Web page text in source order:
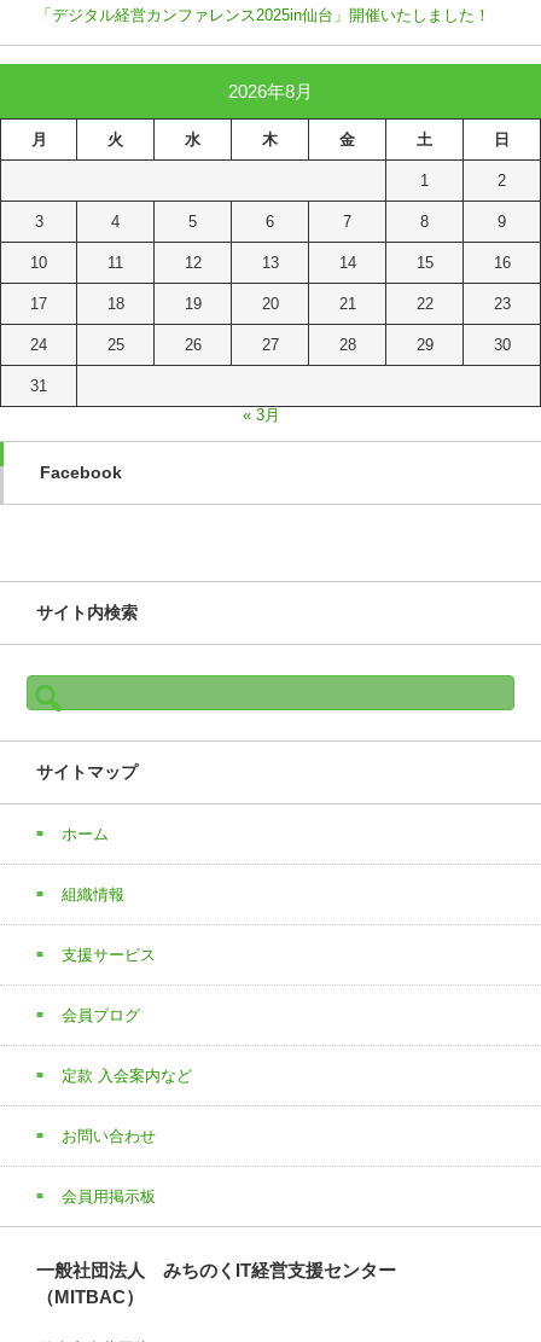
「デジタル経営カンファレンス2025in仙台」開催いたしました！
2026年8月
月 火 水 木 金 土 日
1 2
3 4 5 6 7 8 9
10 11 12 13 14 15 16
17 18 19 20 21 22 23
24 25 26 27 28 29 30
31
« 3月
Facebook
サイト内検索
検
索:
サイトマップ
ホーム
組織情報
支援サービス
会員ブログ
定款 入会案内など
お問い合わせ
会員用掲示板
一般社団法人 みちのくIT経営支援センター
（MITBAC）